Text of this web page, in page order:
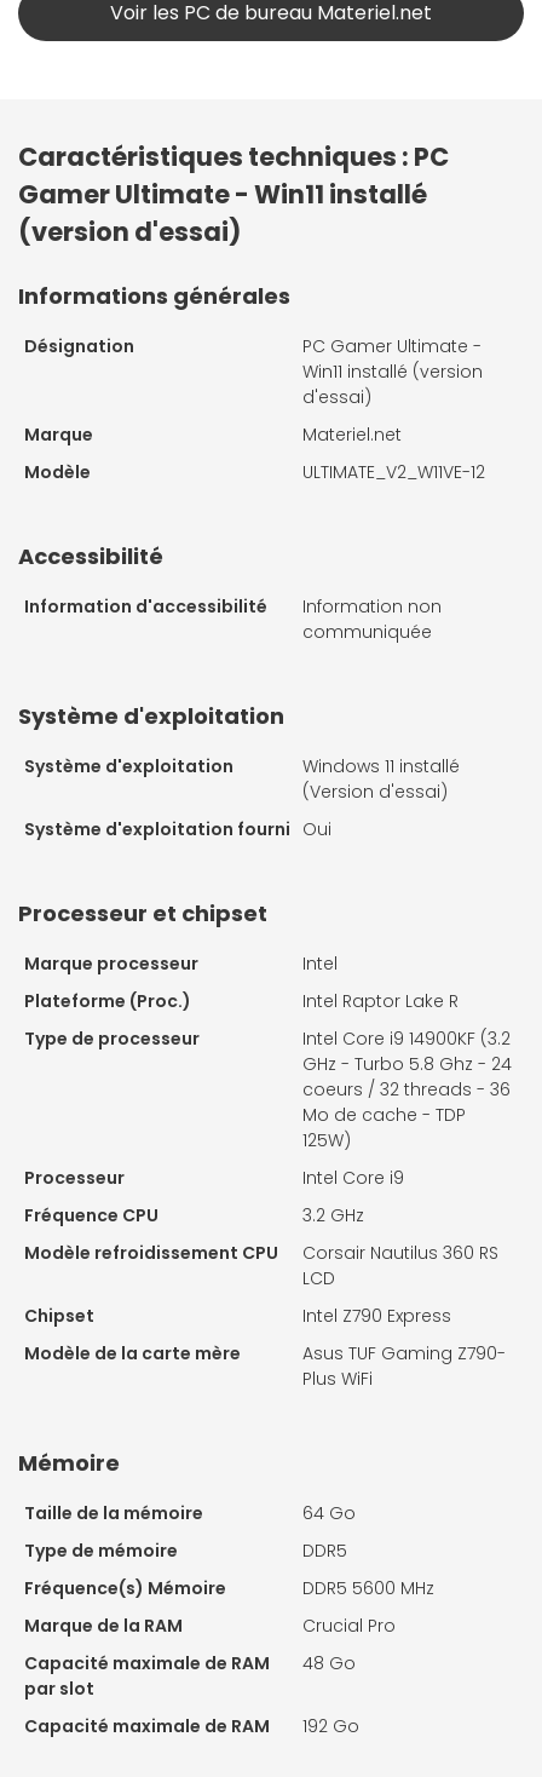
Voir les PC de bureau Materiel.net
Caractéristiques techniques : PC
Gamer Ultimate - Win11 installé
(version d'essai)
Informations générales
Désignation
PC Gamer Ultimate -
Win11 installé (version
d'essai)
Marque
Materiel.net
Modèle
ULTIMATE_V2_W11VE-12
Accessibilité
Information d'accessibilité
Information non
communiquée
Système d'exploitation
Système d'exploitation
Windows 11 installé
(Version d'essai)
Système d'exploitation fourni Oui
Processeur et chipset
Marque processeur
Intel
Plateforme (Proc.)
Intel Raptor Lake R
Type de processeur
Intel Core i9 14900KF (3.2
GHz - Turbo 5.8 Ghz - 24
coeurs / 32 threads - 36
Mo de cache - TDP
125W)
Processeur
Intel Core i9
Fréquence CPU
3.2 GHz
Modèle refroidissement CPU
Corsair Nautilus 360 RS
LCD
Chipset
Intel Z790 Express
Modèle de la carte mère
Asus TUF Gaming Z790-
Plus WiFi
Mémoire
Taille de la mémoire
64 Go
Type de mémoire
DDR5
Fréquence(s) Mémoire
DDR5 5600 MHz
Marque de la RAM
Crucial Pro
Capacité maximale de RAM
par slot
48 Go
Capacité maximale de RAM 192 Go